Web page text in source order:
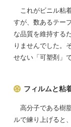
ト
Tape
これがビニル粘
すが、数あるテー
な品質を維持する
りませんでした。
せない「可塑剤」で
フィルムと粘
高分子である樹
ルで練り上げると